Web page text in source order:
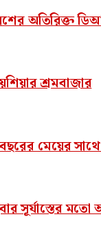
অতিরিক্ত
শ্রমবাজার
মেয়ের
সূর্যাস্তের মতো